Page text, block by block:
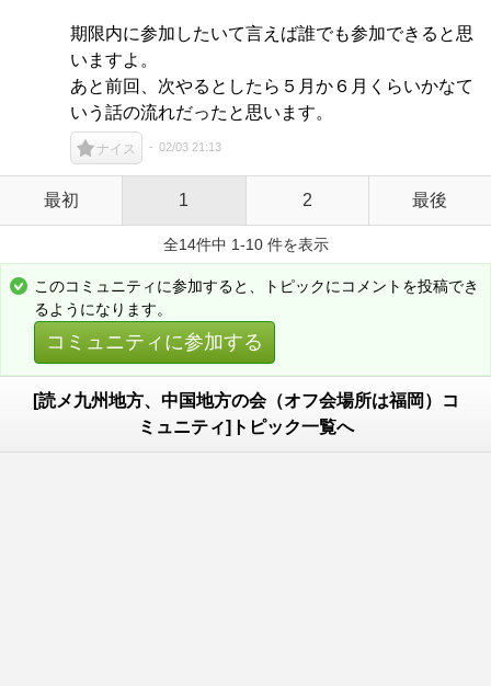
期限内に参加したいて言えば誰でも参加できると思
いますよ。
あと前回、次やるとしたら５月か６月くらいかなて
いう話の流れだったと思います。
ナイス 02/03 21:13
最初 1 2 最後
全14件中 1-10 件を表示
このコミュニティに参加すると、トピックにコメントを投稿でき
るようになります。
コミュニティに参加する
[読メ九州地方、中国地方の会（オフ会場所は福岡）コ
ミュニティ]トピック一覧へ